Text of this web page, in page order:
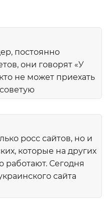
постоянно
они говорят «У
не может приехать
росс сайтов, но и
которые на других
работают. Сегодня
сайта